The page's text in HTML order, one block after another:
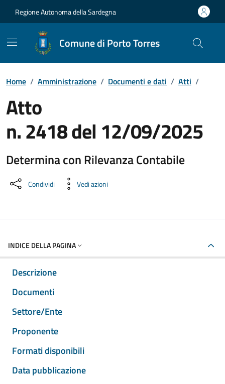
Regione Autonoma della Sardegna
Comune di Porto Torres
Home / Amministrazione / Documenti e dati / Atti /
Atto
n. 2418 del 12/09/2025
Determina con Rilevanza Contabile
Dettaglio del documento
Condividi Vedi azioni
INDICE DELLA PAGINA
Descrizione
Documenti
Settore/Ente
Proponente
Formati disponibili
Data pubblicazione